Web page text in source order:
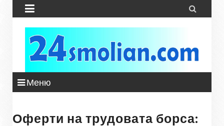
 
Меню
Оферти на трудовата борса: